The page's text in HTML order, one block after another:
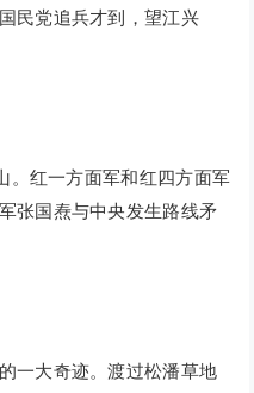
民党追兵才到，望江兴
。红一方面军和红四方面军
张国焘与中央发生路线矛
一大奇迹。渡过松潘草地